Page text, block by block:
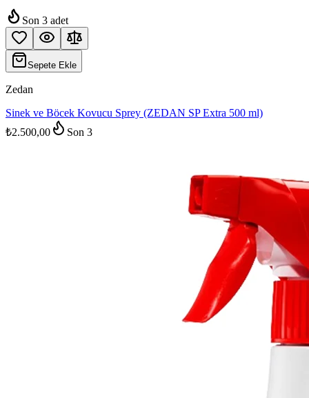
Son 3 adet
Sepete Ekle
Zedan
Sinek ve Böcek Kovucu Sprey (ZEDAN SP Extra 500 ml)
₺2.500,00
Son 3